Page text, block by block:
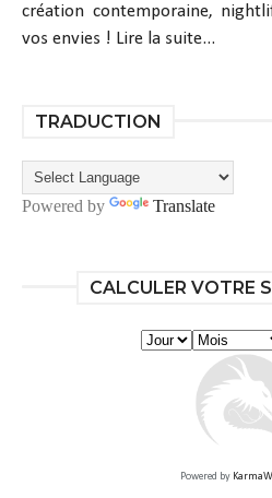
création contemporaine,
vos envies ! Lire la suite...
TRADUCTION
Powered by Translate
CALCULER VOTRE
Powered by